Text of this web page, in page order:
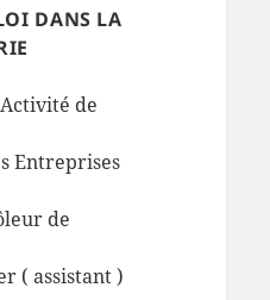
DANS LA
de
Entreprises
de
( assistant )